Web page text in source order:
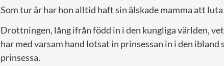
Som tur är har hon alltid haft sin älskade mamma att
Drottningen, lång ifrån född in i den kungliga världen,
har med varsam hand lotsat in prinsessan in i den
prinsessa.